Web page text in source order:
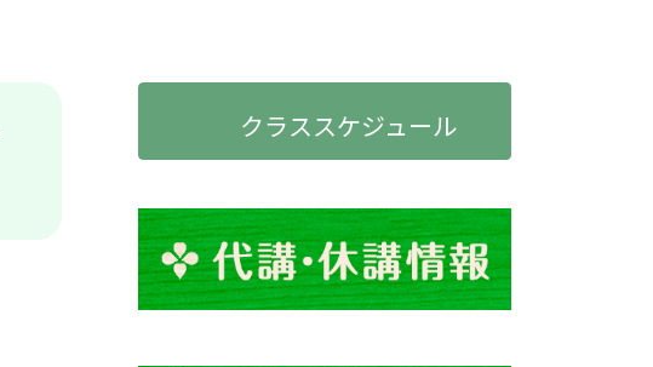
クラススケジュール